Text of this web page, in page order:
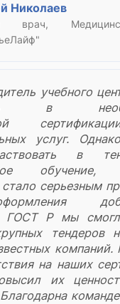
Николаев
врач,
учебного
в
услуг.
в
обучение,
серьезным
ГОСТ Р мы
тендеров
компаний.
на наших
их
команде